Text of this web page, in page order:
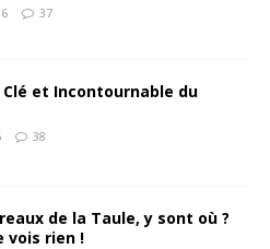
37
Clé et Incontournable du
38
de la Taule, y sont où ?
vois rien !